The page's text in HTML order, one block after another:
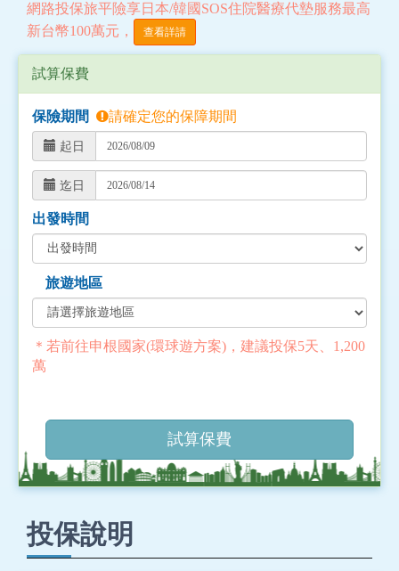
網路投保旅平險享日本/韓國SOS住院醫療代墊服務最高
新台幣100萬元，
查看詳請
試算保費
保險期間 請確定您的保障期間
起日
迄日
出發時間
旅遊地區
＊若前往申根國家(環球遊方案)，建議投保5天、1,200
萬
投保說明